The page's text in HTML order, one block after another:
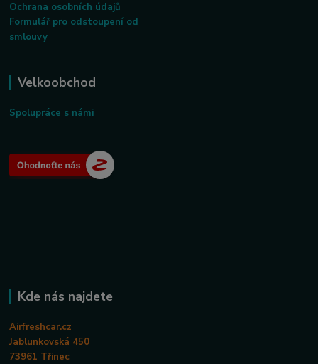
Ochrana osobních údajů
Formulář pro odstoupení od
smlouvy
Velkoobchod
Spolupráce s námi
Kde nás najdete
Airfreshcar.cz
Jablunkovská 450
73961 Třinec